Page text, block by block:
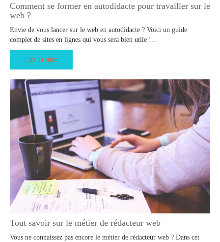
Comment se former en autodidacte pour travailler sur le
web ?
Envie de vous lancer sur le web en autodidacte ? Voici un guide
complet de sites en lignes qui vous sera bien utile !...
Lire la suite
Tout savoir sur le métier de rédacteur web
Vous ne connaissez pas encore le métier de rédacteur web ? Dans cet